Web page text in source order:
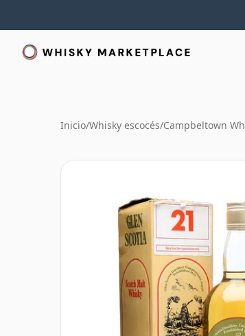
Inicio/Whisky escocés/Campbeltown